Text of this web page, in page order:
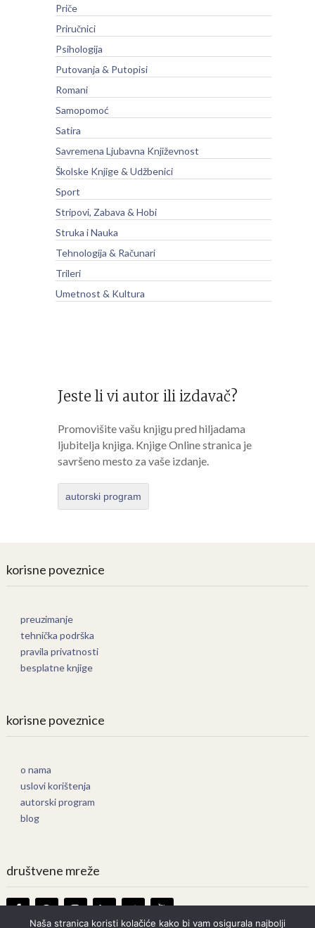
Priče
Priručnici
Psihologija
Putovanja & Putopisi
Romani
Samopomoć
Satira
Savremena Ljubavna Književnost
Školske Knjige & Udžbenici
Sport
Stripovi, Zabava & Hobi
Struka i Nauka
Tehnologija & Računari
Trileri
Umetnost & Kultura
Jeste li vi autor ili izdavač?
Promovišite vašu knjigu pred hiljadama
ljubitelja knjiga. Knjige Online stranica je
savršeno mesto za vaše izdanje.
autorski program
korisne poveznice
preuzimanje
tehnička podrška
pravila privatnosti
besplatne knjige
korisne poveznice
o nama
uslovi korištenja
autorski program
blog
društvene mreže
Naša stranica koristi kolačiće kako bi vam osigurala najbolji